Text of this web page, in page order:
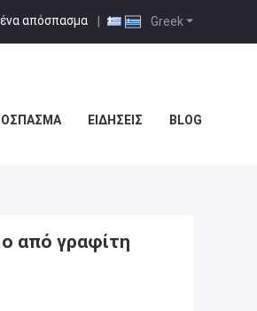
Greek
απόσπασμα |
ΕΙΔΉΣΕΙΣ BLOG
από γραφίτη